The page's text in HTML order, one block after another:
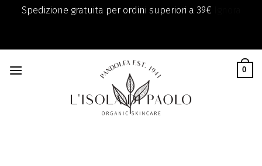
Spedizione gratuita per ordini superiori a 39€
content
0